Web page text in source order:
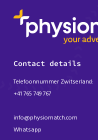
Contact details
Telefoonnummer Zwitserland:
+41 765 749 767
info@physiomatch.com
Whatsapp